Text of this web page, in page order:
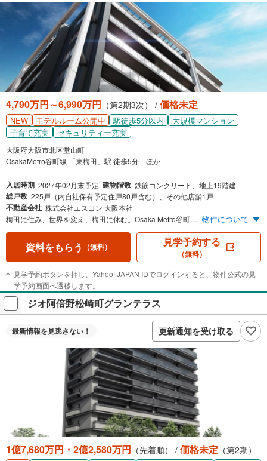
4,790万円～6,990万円 （第2期3次） / 価格未定
NEW モデルルーム公開中 駅徒歩5分以内
大規模マンション
子育て充実
セキュリティー充実
大阪府大阪市北区堂山町
OsakaMetro谷町線 「東梅田」駅 徒歩5分 ほか
入居時期 2027年02月末予定 建物階数 鉄筋コンクリート、地上19階建
総戸数 225戸（内自社保有予定住戸80戸含む）、その他店舗1戸
不動産会社 株式会社エスコン 大阪本社
梅田に住み、世界を変え、梅田に休む。Osaka Metro谷町線「東梅田」駅、徒歩5分圏12年ぶり！あらゆる利便が集積する暮らし。Osaka Metro谷町線「東梅田」駅 徒歩5分（約400m） LIVING in UMEDA 大阪梅田へ徒歩圏。そのポテンシャルを今ここに。Whityうめだ（泉の広場）約2分〈90m〉 阪急百貨店前コンコース（阪急うめだ本店）約5分〈400m〉 グランフロント大阪 約13分〈990m〉 LIVING in UMEDA ホテルライクに大阪都心に寄り添う暮らし。この邸宅は訪れる者を魅了する、スカイラウンジ。温かみのある意匠で迎えるエントランスラウンジ。落ち着きと洗練美が交差した品格を醸すアプローチ。 物件について
資料をもらう （無料） 見学予約する
（無料）
見学予約ボタンを押し、Yahoo! JAPAN IDでログインすると、物件公式の見
学予約画面へ遷移します。
ジオ阿倍野松崎町グランテラス
最新情報を見逃さない！ 更新通知を受け取る
1億7,680万円・2億2,580万円 （先着順） / 価格未定 （第2期）